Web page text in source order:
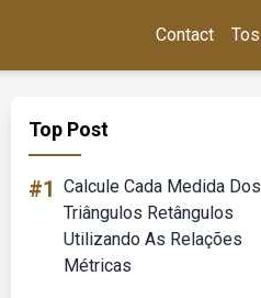
Contact Tos
Top Post
#1 Calcule Cada Medida Dos
Triângulos Retângulos
Utilizando As Relações
Métricas